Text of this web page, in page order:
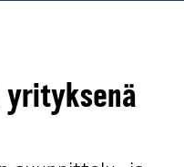
yrityksenä